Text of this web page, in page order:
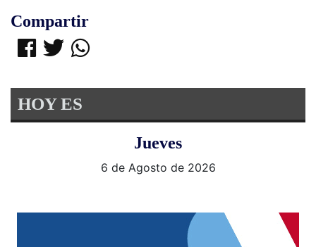
Compartir
HOY ES
Jueves
6 de Agosto de 2026